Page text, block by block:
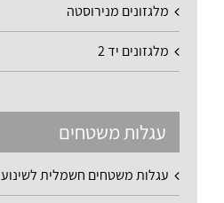
מלגזונים מנירוסטה
מלגזונים יד 2
עגלות משטחים
עגלות משטחים חשמלית לשינוע